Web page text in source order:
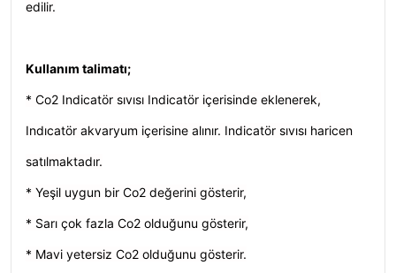
edilir.
Kullanım talimatı;
* Co2 Indicatör sıvısı Indicatör içerisinde eklenerek,
Indıcatör akvaryum içerisine alınır. Indicatör sıvısı haricen
satılmaktadır.
* Yeşil uygun bir Co2 değerini gösterir,
* Sarı çok fazla Co2 olduğunu gösterir,
* Mavi yetersiz Co2 olduğunu gösterir.